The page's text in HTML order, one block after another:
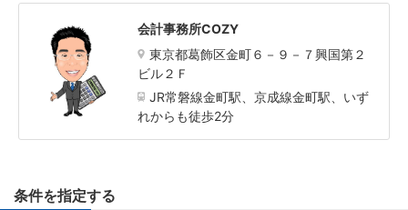
会計事務所COZY
東京都葛飾区金町６－９－７興国第２
ビル２Ｆ
JR常磐線金町駅、京成線金町駅、いず
れからも徒歩2分
条件を指定する